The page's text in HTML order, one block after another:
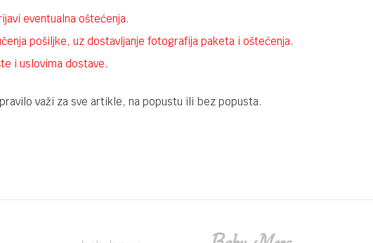
eventualna oštećenja.
pošiljke, uz dostavljanje fotografija paketa i oštećenja.
i uslovima dostave.
važi za sve artikle, na popustu ili bez popusta.